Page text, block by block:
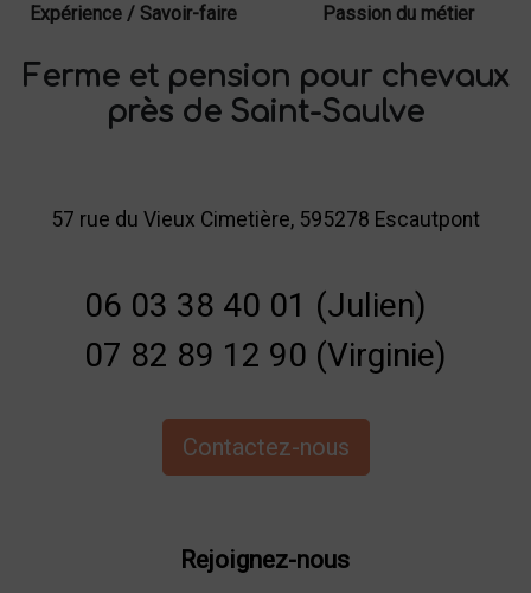
Expérience / Savoir-faire Passion du métier
Ferme et pension pour chevaux
près de Saint-Saulve
57 rue du Vieux Cimetière, 595278 Escautpont
06 03 38 40 01 (Julien)
07 82 89 12 90 (Virginie)
Contactez-nous
Rejoignez-nous